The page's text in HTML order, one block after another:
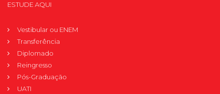
ESTUDE AQUI
Vestibular ou ENEM
Transferência
Diplomado
Reingresso
Pós-Graduação
UATI